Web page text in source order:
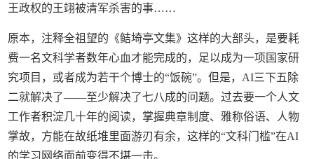
王政权的王翊被清军杀害的事……
原本，注释全祖望的《鲒埼亭文集》这样的大部头，是要耗
费一名文科学者数年心血才能完成的，足以成为一项国家研
究项目，或者成为若干个博士的“饭碗”。但是，AI三下五除
二就解决了——至少解决了七八成的问题。过去要一个人文
工作者积淀几十年的阅读，掌握典章制度、雅称俗语、人物
掌故，方能在故纸堆里面游刃有余，这样的“文科门槛”在AI
的学习网络面前变得不堪一击。